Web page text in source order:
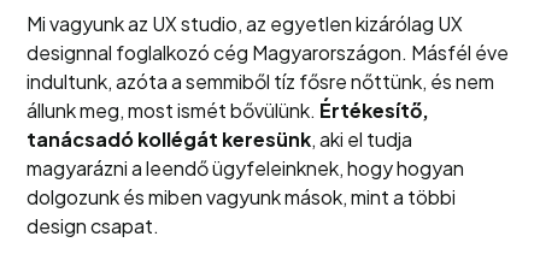
Mi vagyunk az UX studio, az egyetlen kizárólag UX
designnal foglalkozó cég Magyarországon. Másfél éve
indultunk, azóta a semmiből tíz fősre nőttünk, és nem
állunk meg, most ismét bővülünk. Értékesítő,
tanácsadó kollégát keresünk, aki el tudja
magyarázni a leendő ügyfeleinknek, hogy hogyan
dolgozunk és miben vagyunk mások, mint a többi
design csapat.